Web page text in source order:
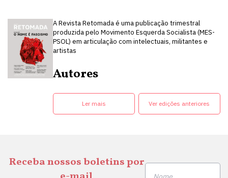
A Revista Retomada é uma publicação trimestral
produzida pelo Movimento Esquerda Socialista (MES-
PSOL) em articulação com intelectuais, militantes e
artistas
Autores
Ler mais Ver edições anteriores
Receba nossos boletins por